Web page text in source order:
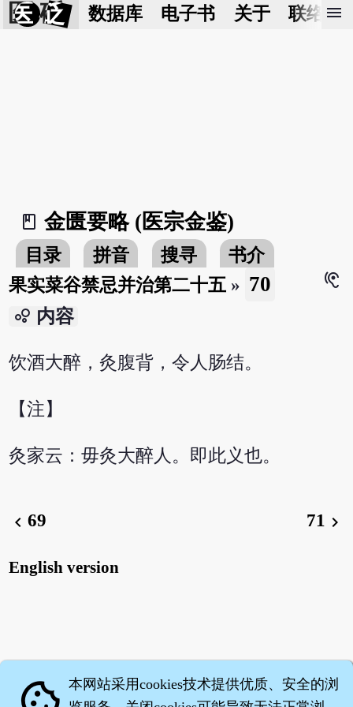
医 砭 数据库 电子书 关于 联络我
menu
book_2
金匮要略 (医宗金鉴)
目录 拼音 搜寻
书介
果实菜谷禁忌并治第二十五 » 70
hearing
bubble_chart 内容
饮酒大醉，灸腹背，令人肠结。
【注】
灸家云：毋灸大醉人。即此义也。
chevron_left69 71 chevron_right
English version
本网站采用cookies技术提供优质、安全的浏